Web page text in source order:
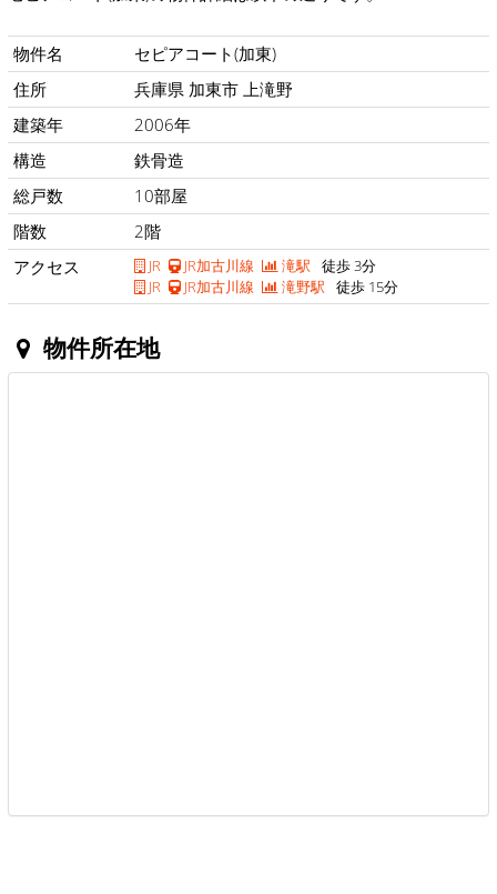
物件名
セピアコート(加東)
住所
兵庫県 加東市 上滝野
建築年
2006年
構造
鉄骨造
総戸数
10部屋
階数
2階
アクセス
JR JR加古川線 滝駅 徒歩 3分
JR
JR加古川線 滝野駅 徒歩 15分
物件所在地